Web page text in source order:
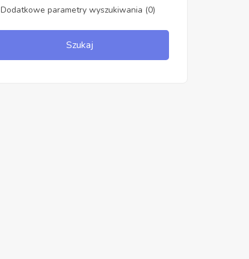
Dodatkowe parametry wyszukiwania (0)
Szukaj